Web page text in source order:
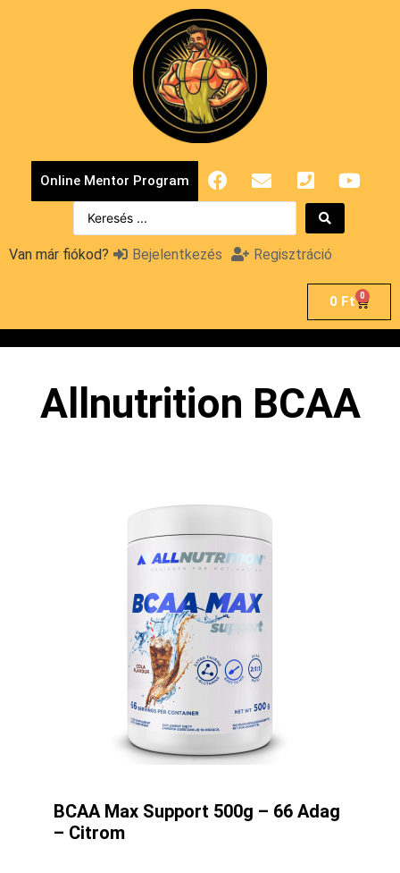
Online Mentor Program
Van már fiókod? Bejelentkezés Regisztráció
0 Ft 0
Allnutrition BCAA
BCAA Max Support 500g – 66 Adag
– Citrom